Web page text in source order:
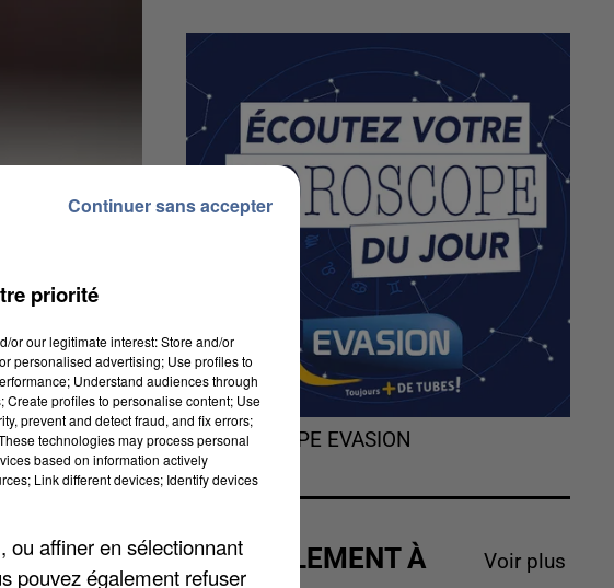
La
de Seine et
sont
L'HOROSCOPE EVASION
ACTUELLEMENT À
Voir plus
priorité
or our legitimate interest: Store and/or
personalised advertising; Use profiles to
Understand audiences through
profiles to personalise content; Use
prevent and detect fraud, and fix errors;
technologies may process personal
based on information actively
Link different devices; Identify devices
ou affiner en sélectionnant
pouvez également refuser
Continuer sans accepter